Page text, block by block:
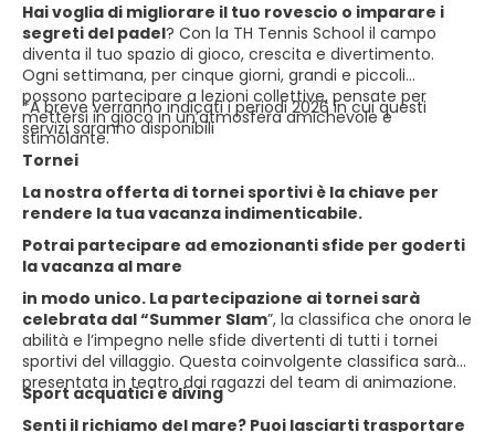
Hai voglia di migliorare il tuo rovescio o imparare i
segreti del padel? Con la TH Tennis School il campo
diventa il tuo spazio di gioco, crescita e divertimento.
Ogni settimana, per cinque giorni, grandi e piccoli
possono partecipare a lezioni collettive, pensate per
mettersi in gioco in un’atmosfera amichevole e
stimolante.
*A breve verranno indicati i periodi 2026 in cui questi
servizi saranno disponibili
Tornei
La nostra offerta di tornei sportivi è la chiave per
rendere la tua vacanza indimenticabile.
Potrai partecipare ad emozionanti sfide per goderti
la vacanza al mare
in modo unico. La partecipazione ai tornei sarà
celebrata dal “Summer Slam”, la classifica che onora le
abilità e l’impegno nelle sfide divertenti di tutti i tornei
sportivi del villaggio. Questa coinvolgente classifica sarà
presentata in teatro dai ragazzi del team di animazione.
Sport acquatici e diving
Senti il richiamo del mare? Puoi lasciarti trasportare